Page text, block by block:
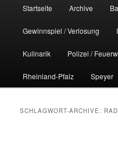
Startseite Archive
Gewinnspiel / Verlosung
Kulinarik Polizei /
Rheinland-Pfalz Speyer
SCHLAGWORT-ARCHIVE: